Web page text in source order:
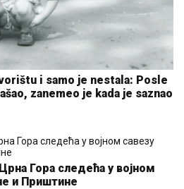
i samo je nestala: Posle
zanemeo je kada je saznao
Гора следећа у војном
и Приштине